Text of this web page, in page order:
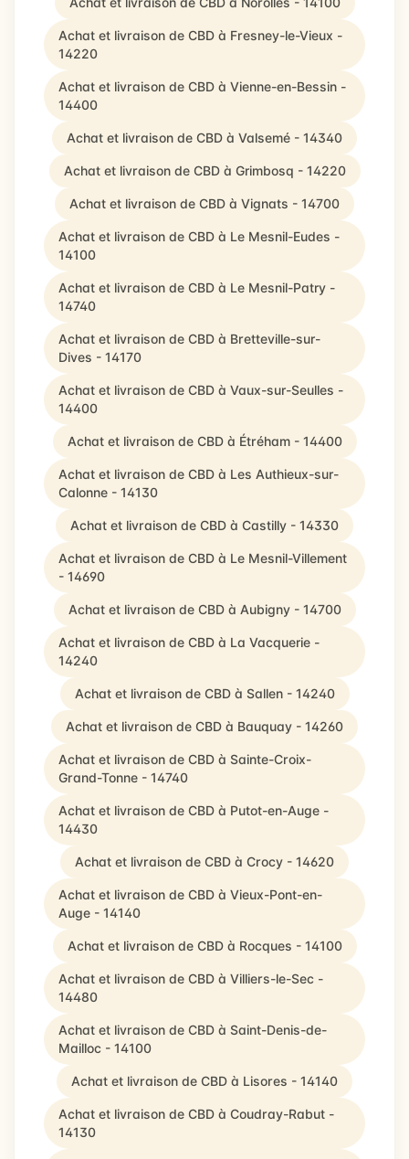
Achat et livraison de CBD à Fresney-le-Vieux -
14220
Achat et livraison de CBD à Vienne-en-Bessin -
14400
Achat et livraison de CBD à Valsemé - 14340
Achat et livraison de CBD à Grimbosq - 14220
Achat et livraison de CBD à Vignats - 14700
Achat et livraison de CBD à Le Mesnil-Eudes -
14100
Achat et livraison de CBD à Le Mesnil-Patry -
14740
Achat et livraison de CBD à Bretteville-sur-
Dives - 14170
Achat et livraison de CBD à Vaux-sur-Seulles -
14400
Achat et livraison de CBD à Étréham - 14400
Achat et livraison de CBD à Les Authieux-sur-
Calonne - 14130
Achat et livraison de CBD à Castilly - 14330
Achat et livraison de CBD à Le Mesnil-Villement
- 14690
Achat et livraison de CBD à Aubigny - 14700
Achat et livraison de CBD à La Vacquerie -
14240
Achat et livraison de CBD à Sallen - 14240
Achat et livraison de CBD à Bauquay - 14260
Achat et livraison de CBD à Sainte-Croix-
Grand-Tonne - 14740
Achat et livraison de CBD à Putot-en-Auge -
14430
Achat et livraison de CBD à Crocy - 14620
Achat et livraison de CBD à Vieux-Pont-en-
Auge - 14140
Achat et livraison de CBD à Rocques - 14100
Achat et livraison de CBD à Villiers-le-Sec -
14480
Achat et livraison de CBD à Saint-Denis-de-
Mailloc - 14100
Achat et livraison de CBD à Lisores - 14140
Achat et livraison de CBD à Coudray-Rabut -
14130